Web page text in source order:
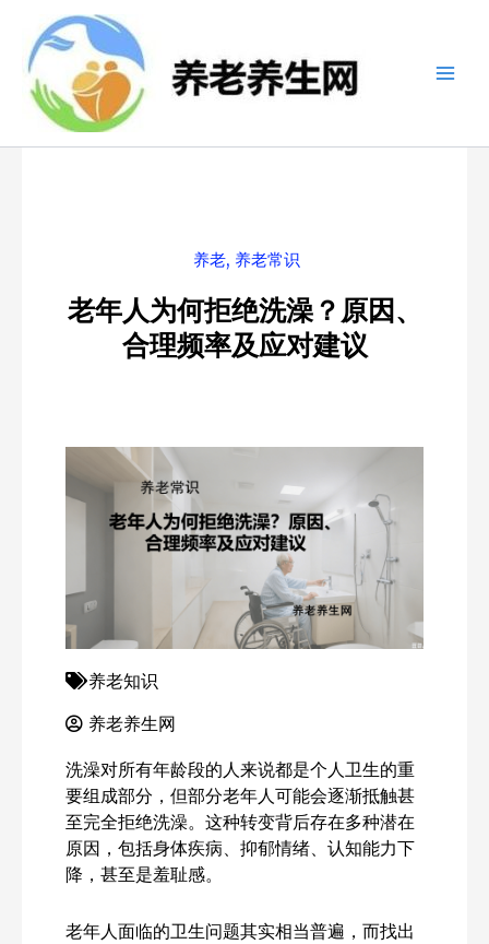
养老, 养老常识
老年人为何拒绝洗澡？原因、
合理频率及应对建议
养老知识
养老养生网
洗澡对所有年龄段的人来说都是个人卫生的重
要组成部分，但部分老年人可能会逐渐抵触甚
至完全拒绝洗澡。这种转变背后存在多种潜在
原因，包括身体疾病、抑郁情绪、认知能力下
降，甚至是羞耻感。
老年人面临的卫生问题其实相当普遍，而找出